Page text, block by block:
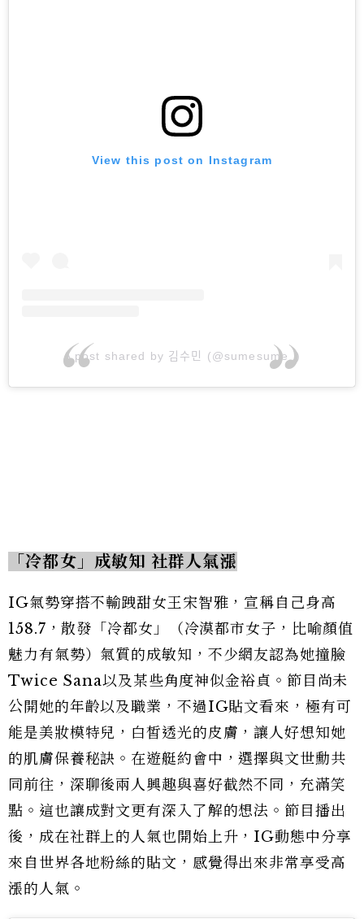
View this post on Instagram
A post shared by 김수민 (@sumesume_)
「冷都女」成敏知 社群人氣漲
IG氣勢穿搭不輸跩甜女王宋智雅，宣稱自己身高
158.7，散發「冷都女」（冷漠都市女子，比喻顏值
魅力有氣勢）氣質的成敏知，不少網友認為她撞臉
Twice Sana以及某些角度神似金裕貞。節目尚未
公開她的年齡以及職業，不過IG貼文看來，極有可
能是美妝模特兒，白皙透光的皮膚，讓人好想知她
的肌膚保養秘訣。在遊艇約會中，選擇與文世勳共
同前往，深聊後兩人興趣與喜好截然不同，充滿笑
點。這也讓成對文更有深入了解的想法。節目播出
後，成在社群上的人氣也開始上升，IG動態中分享
來自世界各地粉絲的貼文，感覺得出來非常享受高
漲的人氣。